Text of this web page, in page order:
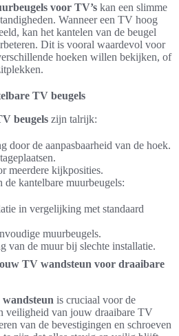
voor TV’s kan een slimme
Wanneer een TV hoog
kan het kantelen van de beugel
Dit is vooral waardevol voor
hoeken willen bekijken, of
TV beugels
beugels zijn talrijk:
door de aanpasbaarheid van de hoek.
meerdere kijkposities.
kantelbare muurbeugels:
in vergelijking met standaard
muurbeugels.
van de muur bij slechte installatie.
TV wandsteun voor draaibare
is cruciaal voor de
veiligheid van jouw draaibare TV
van de bevestigingen en schroeven